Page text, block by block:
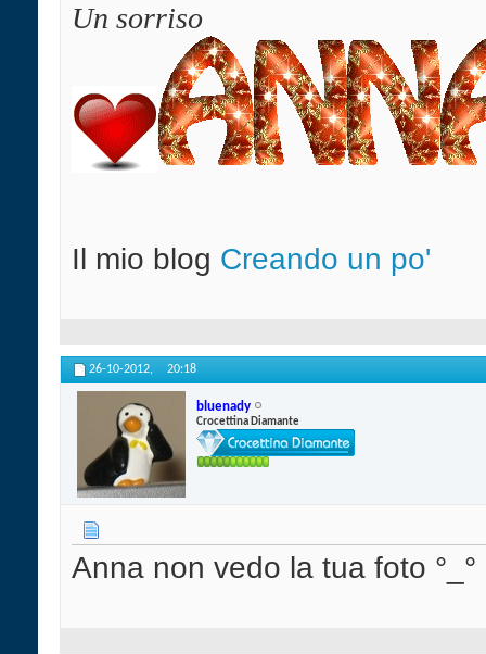
Un sorriso
Il mio blog Creando un po'
26-10-2012, 20:18
bluenady
Crocettina Diamante
Anna non vedo la tua foto °_°